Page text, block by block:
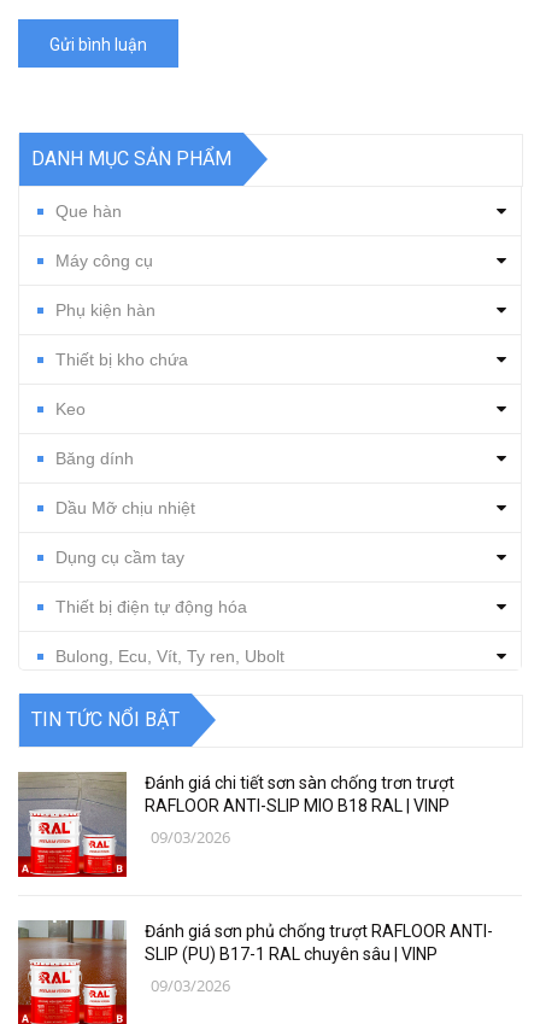
Gửi bình luận
DANH MỤC SẢN PHẨM
Que hàn
Máy công cụ
Phụ kiện hàn
Thiết bị kho chứa
Keo
Băng dính
Dầu Mỡ chịu nhiệt
Dụng cụ cầm tay
Thiết bị điện tự động hóa
Bulong, Ecu, Vít, Ty ren, Ubolt
Dụng cụ cắt gọt
Thiết bị, vật tư điện nước
Thiết bị, vật tư điện lạnh
Thiết bị bảo hộ lao động
Thiết bị đo Mitutoyo
TIN TỨC NỔI BẬT
Đánh giá chi tiết sơn sàn chống trơn trượt
RAFLOOR ANTI-SLIP MIO B18 RAL | VINP
09/03/2026
Đánh giá sơn phủ chống trượt RAFLOOR ANTI-
SLIP (PU) B17-1 RAL chuyên sâu | VINP
09/03/2026